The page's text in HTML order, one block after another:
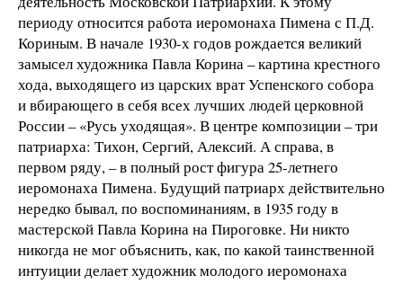
периоду относится работа иеромонаха Пимена с П.Д.
Кориным. В начале 1930-х годов рождается великий
замысел художника Павла Корина – картина крестного
хода, выходящего из царских врат Успенского собора
и вбирающего в себя всех лучших людей церковной
России – «Русь уходящая». В центре композиции – три
патриарха: Тихон, Сергий, Алексий. А справа, в
первом ряду, – в полный рост фигура 25-летнего
иеромонаха Пимена. Будущий патриарх действительно
нередко бывал, по воспоминаниям, в 1935 году в
мастерской Павла Корина на Пироговке. Ни никто
никогда не мог объяснить, как, по какой таинственной
интуиции делает художник молодого иеромонаха